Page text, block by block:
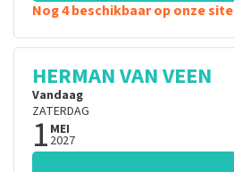
Nog 4 beschikbaar op onze site
HERMAN VAN VEEN
Vandaag
ZATERDAG
1 MEI
2027